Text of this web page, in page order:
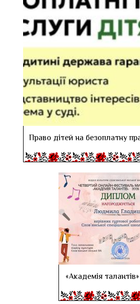
Право дітей на безоплатну
«Академія